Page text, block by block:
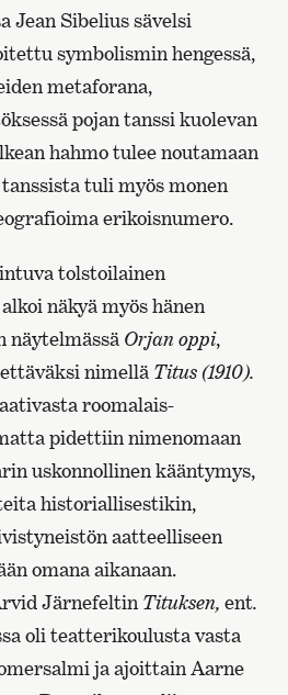
Jean Sibelius sävelsi
symbolismin hengessä,
metaforana,
pojan tanssi kuolevan
hahmo tulee noutamaan
tuli myös monen
erikoisnumero.
tolstoilainen
näkyä myös hänen
näytelmässä Orjan oppi,
nimellä Titus (1910).
roomalais-
pidettiin nimenomaan
uskonnollinen kääntymys,
historiallisestikin,
aatteelliseen
omana aikanaan.
Järnefeltin Tituksen, ent.
oli teatterikoulusta vasta
ja ajoittain Aarne